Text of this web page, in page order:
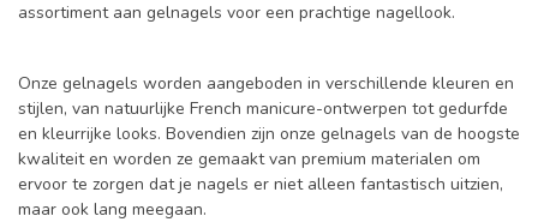
assortiment aan gelnagels voor een prachtige nagellook.
Onze gelnagels worden aangeboden in verschillende kleuren en
stijlen, van natuurlijke French manicure-ontwerpen tot gedurfde
en kleurrijke looks. Bovendien zijn onze gelnagels van de hoogste
kwaliteit en worden ze gemaakt van premium materialen om
ervoor te zorgen dat je nagels er niet alleen fantastisch uitzien,
maar ook lang meegaan.